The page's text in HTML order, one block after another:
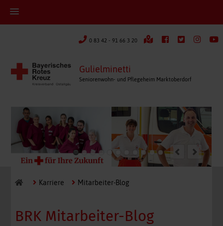
0 83 42 - 91 66 3 20
Gulielminetti
Seniorenwohn- und Pflegeheim Marktoberdorf
Karriere Mitarbeiter-Blog
BRK Mitarbeiter-Blog